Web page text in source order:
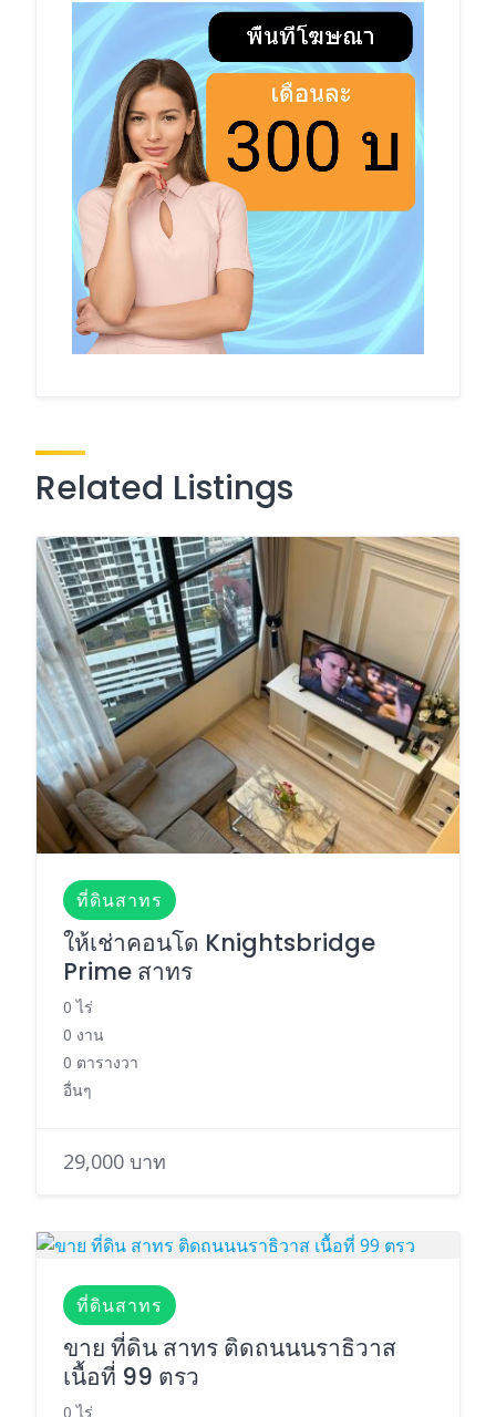
Related Listings
ที่ดินสาทร
ให้เช่าคอนโด Knightsbridge
Prime สาทร
0 ไร่
0 งาน
0 ตารางวา
อื่นๆ
29,000 บาท
ที่ดินสาทร
ขาย ที่ดิน สาทร ติดถนนนราธิวาส
เนื้อที่ 99 ตรว
0 ไร่